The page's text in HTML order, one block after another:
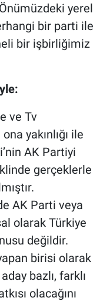
yerel
bir parti ile
bir işbirliğimiz
ve Tv
yakınlığı ile
AK Partiyi
gerçeklerle
AK Parti veya
olarak Türkiye
değildir.
birisi olarak
bazlı, farklı
olacağını